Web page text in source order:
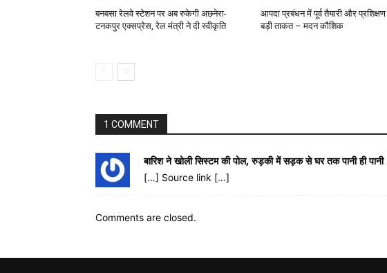
बनबसा रेलवे स्टेशन पर अब रुकेगी अछनेरा-
टनकपुर एक्सप्रेस, रेल मंत्री ने दी स्वीकृति
आपदा प्रबंधन में पूर्व तैयारी और
बड़ी ताकत – मदन कौशिक
1 COMMENT
बारिश ने खोली सिस्टम की पोल, रुड़की में सड़क से घर तक पानी ही
[…] Source link […]
Comments are closed.